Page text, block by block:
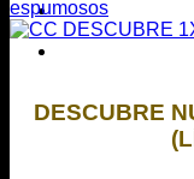
DESCUBRE